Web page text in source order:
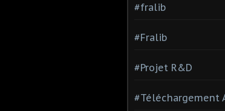
#fralib
#Fralib
#Projet R&D
#Téléchargement